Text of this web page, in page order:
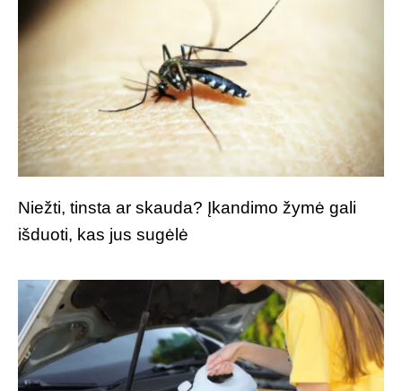
Niežti, tinsta ar skauda? Įkandimo žymė gali
išduoti, kas jus sugėlė